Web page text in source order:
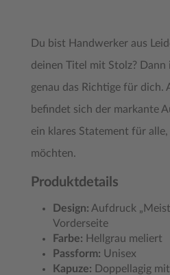
Du bist Handwerker aus
deinen Titel mit Stolz? Dann
genau das Richtige für dich.
befindet sich der markante
ein klares Statement für
möchten.
Produktdetails
Design: Aufdruck
Vorderseite
Farbe: Hellgrau meliert
Passform: Unisex
Kapuze: Doppellagig